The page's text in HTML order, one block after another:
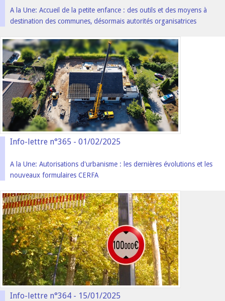
A la Une: Accueil de la petite enfance : des outils et des moyens à
destination des communes, désormais autorités organisatrices
Info-lettre n°365 - 01/02/2025
A la Une: Autorisations d'urbanisme : les dernières évolutions et les
nouveaux formulaires CERFA
Info-lettre n°364 - 15/01/2025